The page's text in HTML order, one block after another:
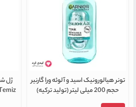
تونر هیالورونیک اسید و آلوئه ورا گارنیر
حجم 200 میلی لیتر (تولید ترکیه)